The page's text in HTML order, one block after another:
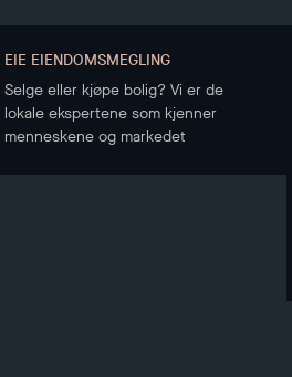
EIE EIENDOMSMEGLING
Selge eller kjøpe bolig? Vi er de
lokale ekspertene som kjenner
menneskene og markedet